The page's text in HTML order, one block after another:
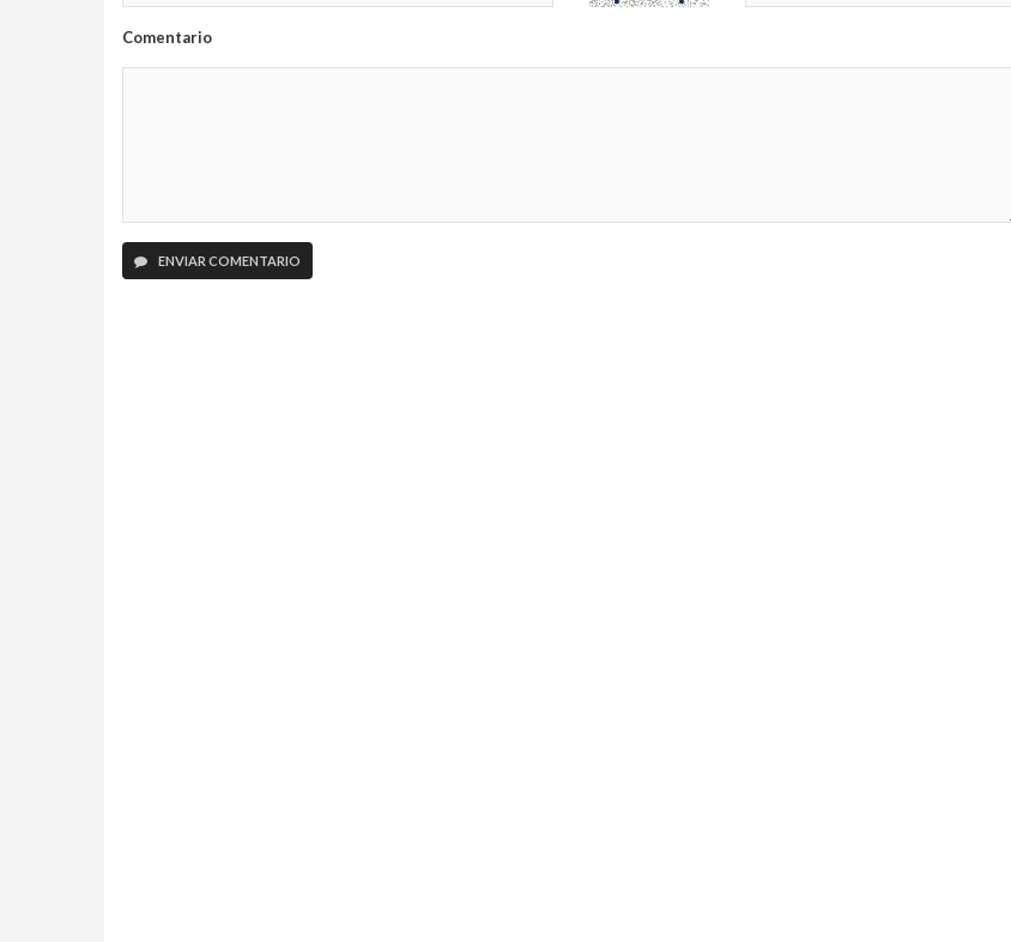
Comentario
ENVIAR COMENTARIO